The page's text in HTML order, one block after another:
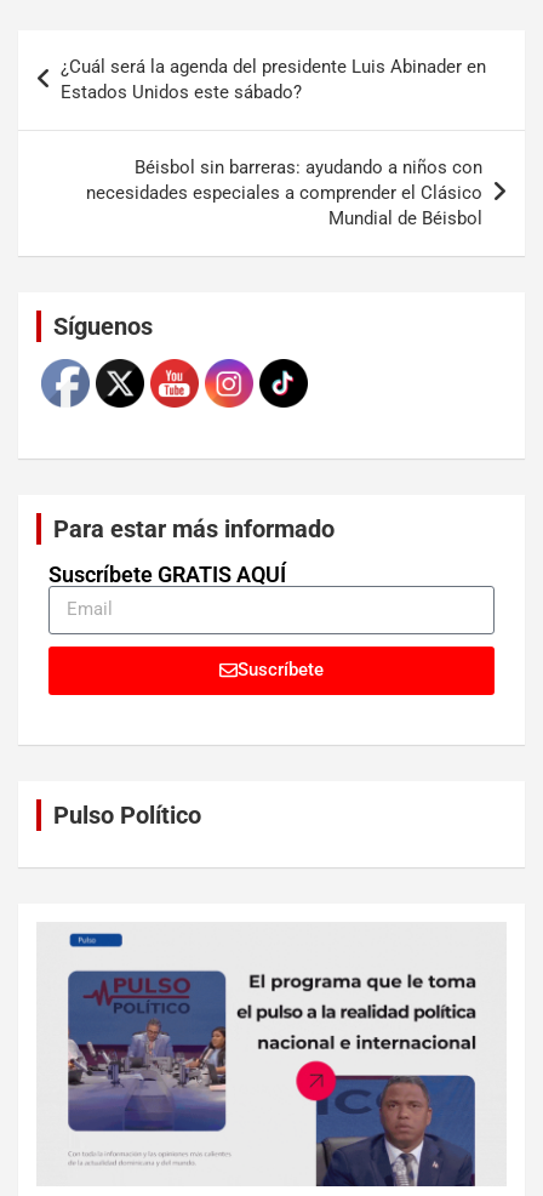
¿Cuál será la agenda del presidente Luis Abinader en
Estados Unidos este sábado?
Béisbol sin barreras: ayudando a niños con
necesidades especiales a comprender el Clásico
Mundial de Béisbol
Síguenos
Para estar más informado
Suscríbete GRATIS AQUÍ
Suscríbete
Pulso Político